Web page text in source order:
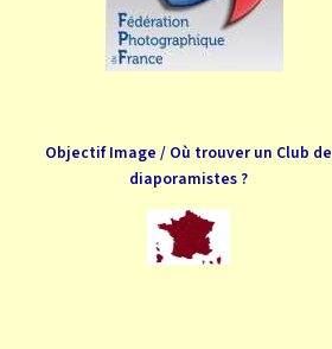
Objectif Image / Où trouver un Club de
diaporamistes ?